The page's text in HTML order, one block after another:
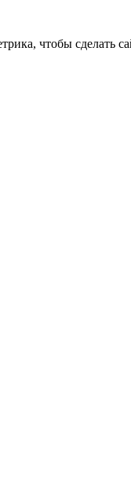
чтобы сделать